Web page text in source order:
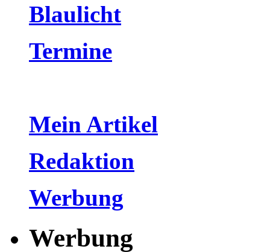
Blaulicht
Termine
Mein Artikel
Redaktion
Werbung
Werbung